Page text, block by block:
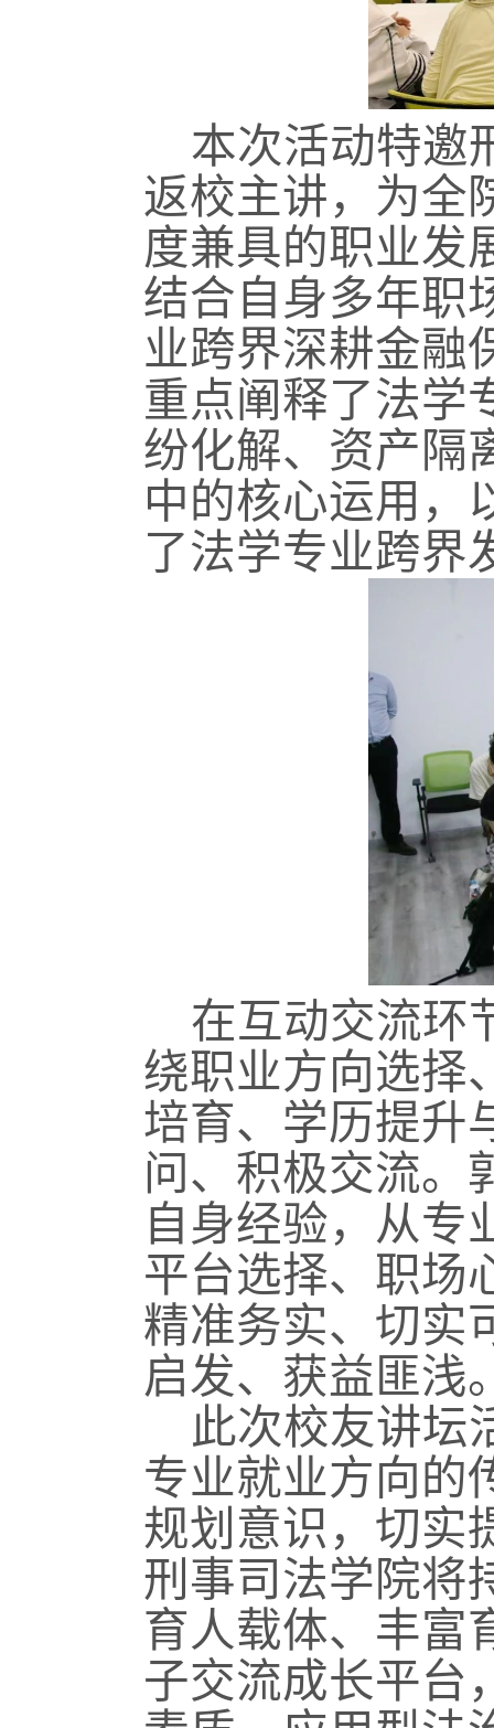
本次活动特邀
返校主讲，为全
度兼具的职业发
结合自身多年职
业跨界深耕金融
重点阐释了法学
纷化解、资产隔
中的核心运用，
了法学专业跨界
在互动交流环
绕职业方向选择
培育、学历提升
问、积极交流。
自身经验，从专
平台选择、职场
精准务实、切实
启发、获益匪浅
此次校友讲坛
专业就业方向的
规划意识，切实
刑事司法学院将
育人载体、丰富
子交流成长平台